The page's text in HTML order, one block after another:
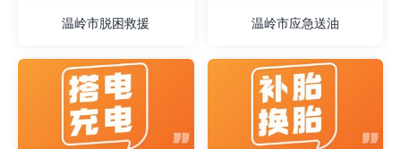
温岭市脱困救援 温岭市应急送油